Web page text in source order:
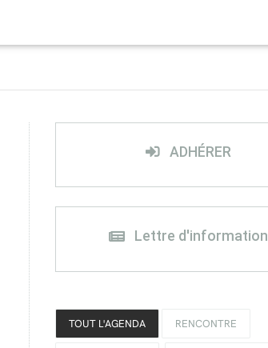
ADHÉRER
Lettre d'information
TOUT L'AGENDA RENCONTRE